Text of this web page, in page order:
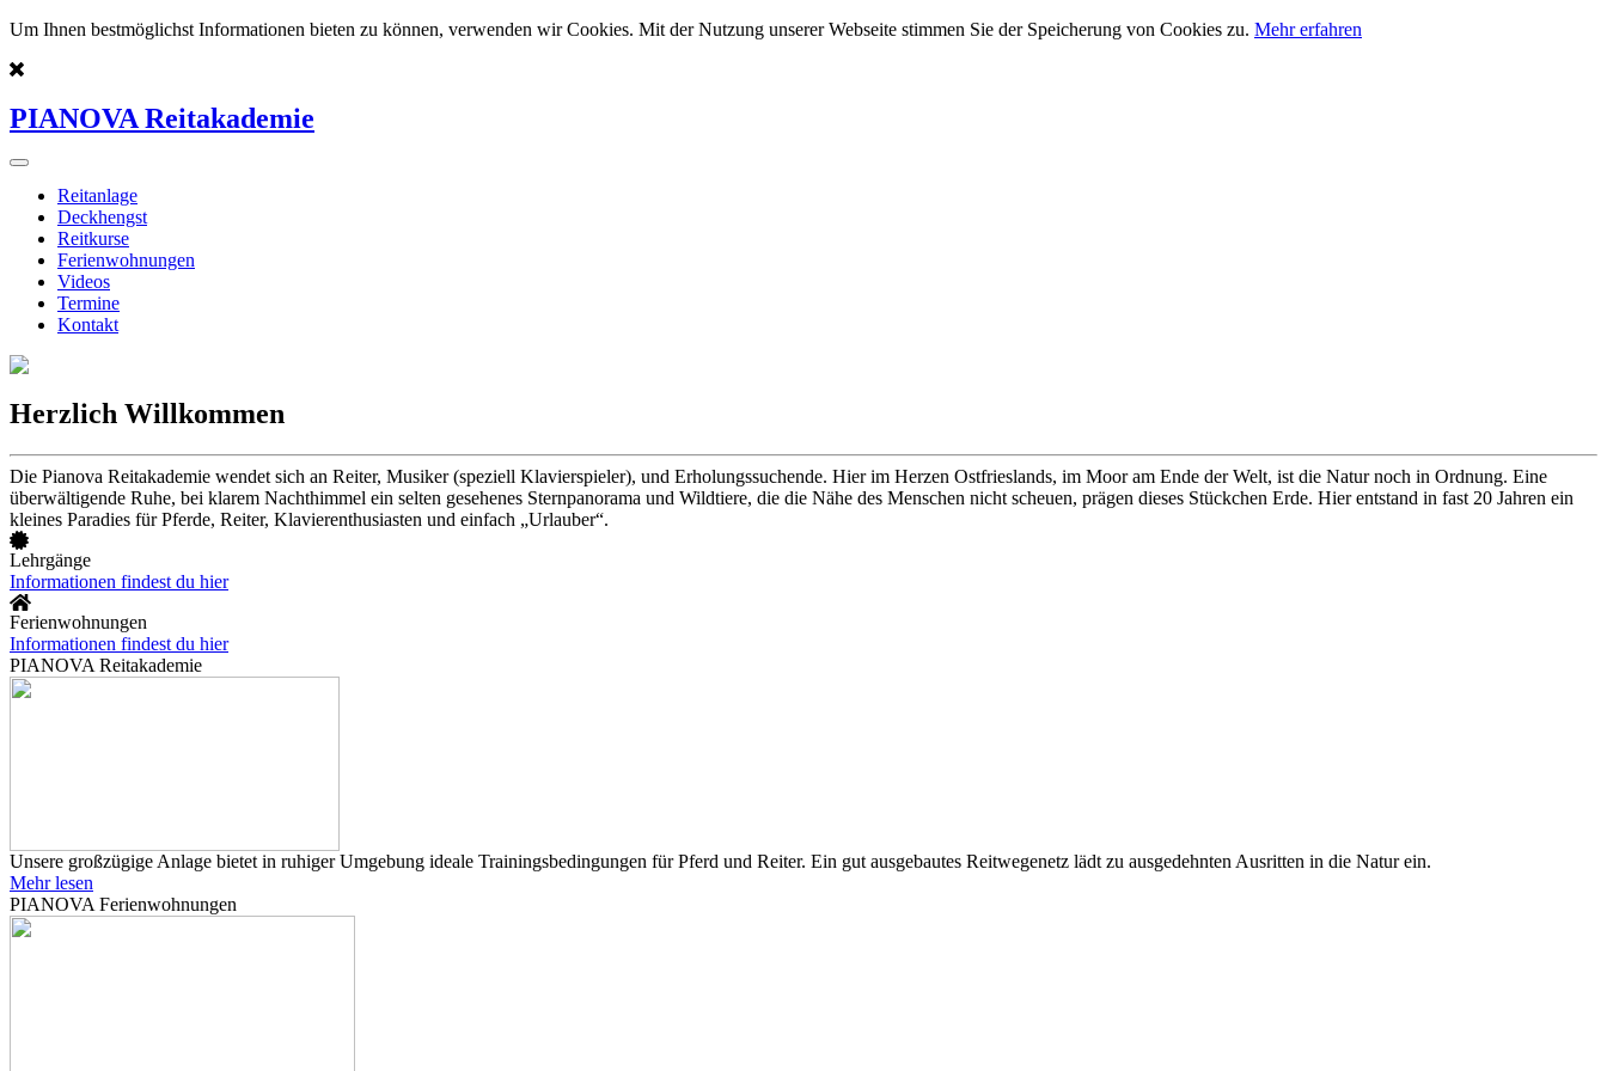
Um Ihnen bestmöglichst Informationen bieten zu können, verwenden wir Cookies. Mit der Nutzung unserer Webseite stimmen Sie der Speicherung von Cookies zu. Mehr erfahren
PIANOVA Reitakademie
Reitanlage
Deckhengst
Reitkurse
Ferienwohnungen
Videos
Termine
Kontakt
Herzlich Willkommen
Die Pianova Reitakademie wendet sich an Reiter, Musiker (speziell Klavierspieler), und Erholungssuchende. Hier im Herzen Ostfrieslands, im Moor am Ende der Welt, ist die Natur noch in Ordnung. Eine
überwältigende Ruhe, bei klarem Nachthimmel ein selten gesehenes Sternpanorama und Wildtiere, die die Nähe des Menschen nicht scheuen, prägen dieses Stückchen Erde. Hier entstand in fast 20 Jahren ein
kleines Paradies für Pferde, Reiter, Klavierenthusiasten und einfach „Urlauber“.
Lehrgänge
Informationen findest du hier
Ferienwohnungen
Informationen findest du hier
PIANOVA Reitakademie
Unsere großzügige Anlage bietet in ruhiger Umgebung ideale Trainingsbedingungen für Pferd und Reiter. Ein gut ausgebautes Reitwegenetz lädt zu ausgedehnten Ausritten in die Natur ein.
Mehr lesen
PIANOVA Ferienwohnungen